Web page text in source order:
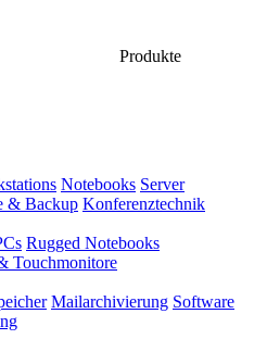
Produkte
Notebooks Server
& Backup Konferenztechnik
Rugged Notebooks
Touchmonitore
Mailarchivierung Software